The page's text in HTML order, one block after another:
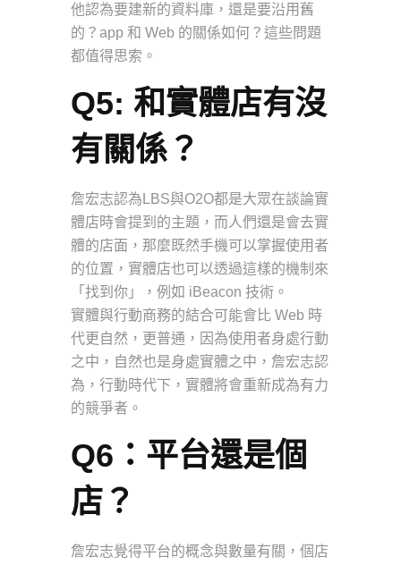
他認為要建新的資料庫，還是要沿用舊
的？app 和 Web 的關係如何？這些問題
都值得思索。
Q5: 和實體店有沒
有關係？
詹宏志認為LBS與O2O都是大眾在談論實
體店時會提到的主題，而人們還是會去實
體的店面，那麼既然手機可以掌握使用者
的位置，實體店也可以透過這樣的機制來
「找到你」，例如 iBeacon 技術。
實體與行動商務的結合可能會比 Web 時
代更自然，更普通，因為使用者身處行動
之中，自然也是身處實體之中，詹宏志認
為，行動時代下，實體將會重新成為有力
的競爭者。
Q6：平台還是個
店？
詹宏志覺得平台的概念與數量有關，個店